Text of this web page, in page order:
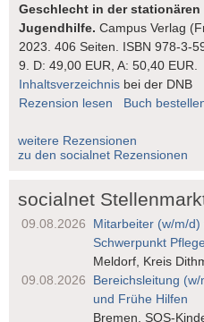
Geschlecht in der stationären
Jugendhilfe.Campus Verlag
2023. 406 Seiten. ISBN 978-3-
9. D: 49,00 EUR, A: 50,40 EUR.
Inhaltsverzeichnis bei der DNB
Rezension lesen
Buch
weitere Rezensionen
zu den socialnet Rezensionen
socialnet
09.08.2026
Mitarbeiter (w/m/
Schwerpunkt
Meldorf, Kreis
09.08.2026
Bereichsleitung
und Frühe Hilfen
Bremen, SOS-